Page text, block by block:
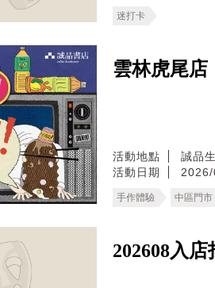
迷打卡
雲林虎尾店
活動地點
誠品
活動日期
手作體驗 中區門市
202608入